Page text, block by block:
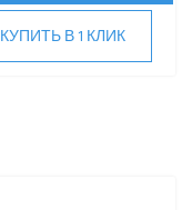
КУПИТЬ В 1 КЛИК